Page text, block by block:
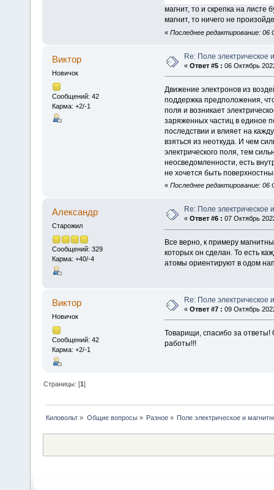
магнит, то и скрепка на листе
магнит, то ничего не
« Последнее редактирование: 06
Виктор
Новичок
Сообщений: 42
Карма: +2/-1
Re: Поле электрическое
« Ответ #5 : 06 Октябрь
Движение электронов из
поддержка предположения,
поля и возникает
заряженных частиц в единое
последствии и влияет на
взяться из неоткуда. И чем
электрического поля, тем
неосведомленности, есть
не хочется быть
« Последнее редактирование:
Алексaндр
Старожил
Сообщений: 329
Карма: +40/-4
Re: Поле электрическое
« Ответ #6 : 07 Октябрь
Все верно, к примеру
которых он сделан. То есть
атомы ориентируют в одом
Виктор
Новичок
Сообщений: 42
Карма: +2/-1
Re: Поле электрическое
« Ответ #7 : 09 Октябрь
Товарищи, спасибо за ответы!
работы!!!
Страницы: [1]
Киловольт » Общие вопросы» Разное» Поле электрическое и